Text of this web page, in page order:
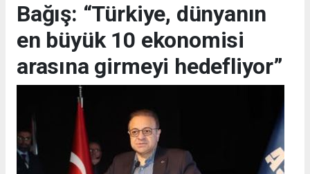
Bağış: “Türkiye, dünyanın
en büyük 10 ekonomisi
arasına girmeyi hedefliyor”